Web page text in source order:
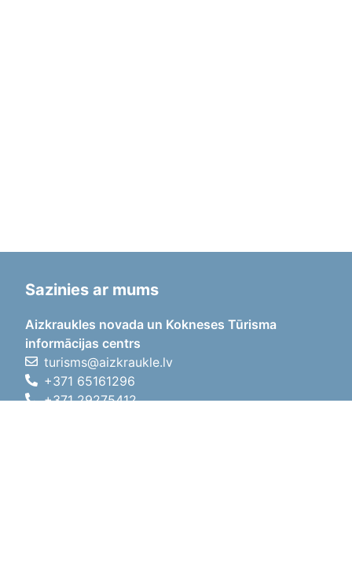
Sazinies ar mums
Aizkraukles novada un Kokneses Tūrisma
informācijas centrs
turisms@aizkraukle.lv
+371 65161296
+371 29275412